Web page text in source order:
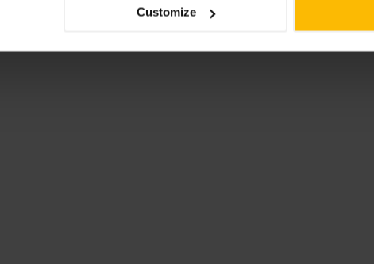
Customize